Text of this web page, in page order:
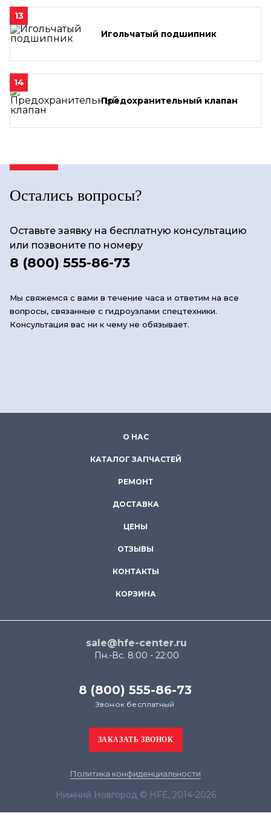
13
Игольчатый подшипник
14
Предохранительный клапан
Остались вопросы?
Оставьте заявку на бесплатную консультацию
или позвоните по номеру
8 (800) 555-86-73
Мы свяжемся с вами в течение часа и ответим на все
вопросы, связанные с гидроузлами спецтехники.
Консультация вас ни к чему не обязывает.
О НАС
КАТАЛОГ ЗАПЧАСТЕЙ
РЕМОНТ
ДОСТАВКА
ЦЕНЫ
ОТЗЫВЫ
КОНТАКТЫ
КОРЗИНА
sale@hfe-center.ru
Пн.-Вс. 8:00 - 22:00
8 (800) 555-86-73
Звонок бесплатный
Политика конфиденциальности
Нижний Новгород © HFE, 2014-2026